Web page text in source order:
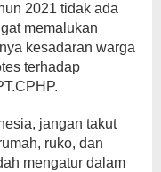
2021 tidak ada
memalukan
kesadaran warga
terhadap
jangan takut
ruko, dan
mengatur dalam